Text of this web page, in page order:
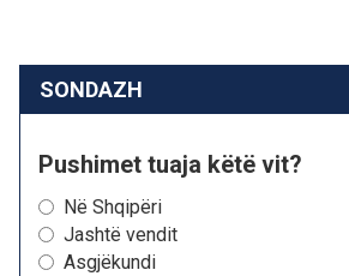
SONDAZH
Pushimet tuaja këtë vit?
Në Shqipëri
Jashtë vendit
Asgjëkundi